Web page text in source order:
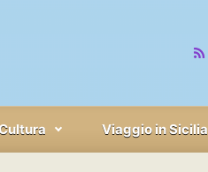
Viaggio in Sicilia